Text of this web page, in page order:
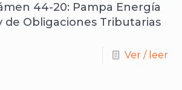
44-20: Pampa Energía
de Obligaciones Tributarias
Ver / leer